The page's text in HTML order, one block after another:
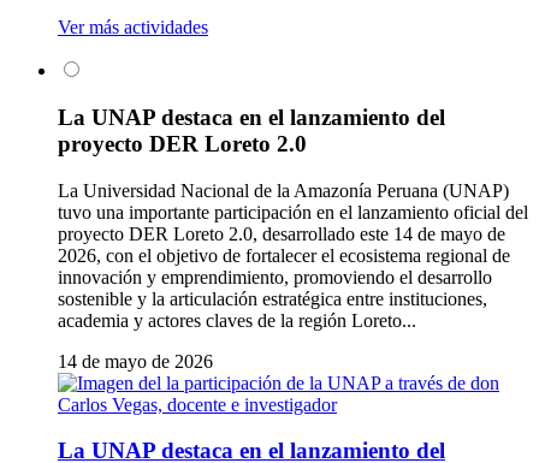
Ver más actividades
La UNAP destaca en el lanzamiento del
proyecto DER Loreto 2.0
La Universidad Nacional de la Amazonía Peruana (UNAP)
tuvo una importante participación en el lanzamiento oficial del
proyecto DER Loreto 2.0, desarrollado este 14 de mayo de
2026, con el objetivo de fortalecer el ecosistema regional de
innovación y emprendimiento, promoviendo el desarrollo
sostenible y la articulación estratégica entre instituciones,
academia y actores claves de la región Loreto...
14 de mayo de 2026
La UNAP destaca en el lanzamiento del